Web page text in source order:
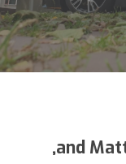
,and